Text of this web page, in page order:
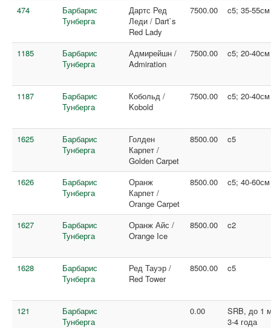
474
Барбарис
Тунберга
Дартс Ред
Леди / Dart`s
Red Lady
7500.00 c5; 35-55см
1185
Барбарис
Тунберга
Адмирейшн /
Admiration
7500.00 c5; 20-40см
1187
Барбарис
Тунберга
Кобольд /
Kobold
7500.00 c5; 20-40см
1625
Барбарис
Тунберга
Голден
Карпет /
Golden Carpet
8500.00 c5
1626
Барбарис
Тунберга
Оранж
Карпет /
Orange Carpet
8500.00 c5; 40-60см
1627
Барбарис
Тунберга
Оранж Айс /
Orange Ice
8500.00 c2
1628
Барбарис
Тунберга
Ред Тауэр /
Red Tower
8500.00 c5
121
Барбарис
Тунберга
0.00
SRB, до 1
3-4 года